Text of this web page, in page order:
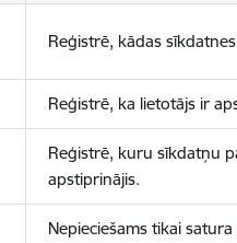
Reģistrē, kādas
Reģistrē, ka lietotājs ir
Reģistrē, kuru sīkdatņu
apstiprinājis.
Nepieciešams tikai